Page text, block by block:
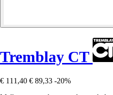
Tremblay CT
€ 111,40 € 89,33 -20%